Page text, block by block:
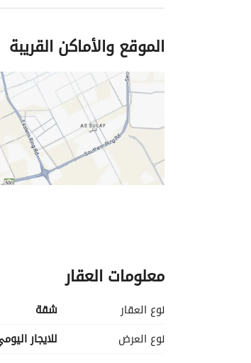
الموقع والأماكن القريبة
معلومات العقار
نوع العقار
شقة
نوع العرض
للايجار